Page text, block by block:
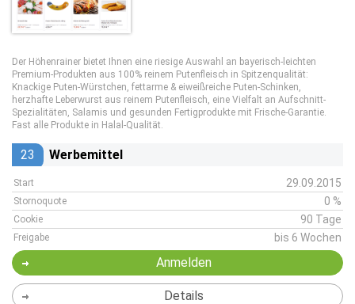
Der Höhenrainer bietet Ihnen eine riesige Auswahl an bayerisch-leichten
Premium-Produkten aus 100% reinem Putenfleisch in Spitzenqualität:
Knackige Puten-Würstchen, fettarme & eiweißreiche Puten-Schinken,
herzhafte Leberwurst aus reinem Putenfleisch, eine Vielfalt an Aufschnitt-
Spezialitäten, Salamis und gesunden Fertigprodukte mit Frische-Garantie.
Fast alle Produkte in Halal-Qualität.
23 Werbemittel
Start 29.09.2015
Stornoquote 0 %
Cookie 90 Tage
Freigabe bis 6 Wochen
Anmelden
Details